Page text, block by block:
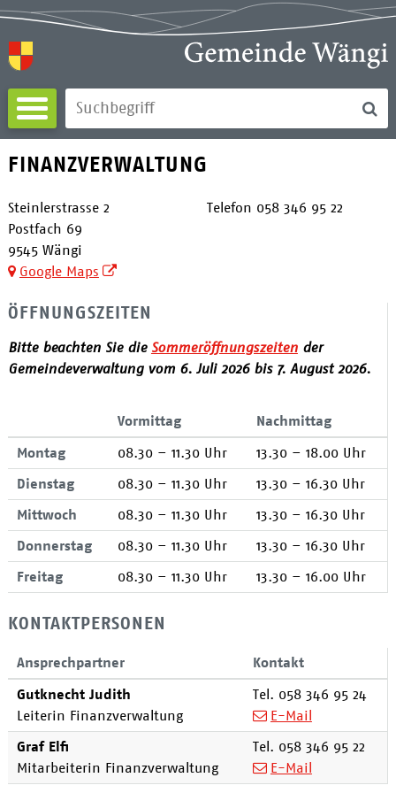
Direkt zum Inhalt springen
Suchbegriff
FINANZVERWALTUNG
ADRESSE
Finanzverwaltung
Steinlerstrasse 2
Postfach 69
9545 Wängi
Google Maps
Telefon 058 346 95 22
ÖFFNUNGSZEITEN
Bitte beachten Sie die Sommeröffnungszeitender
Gemeindeverwaltung vom 6. Juli 2026 bis 7. August 2026.
Vormittag Nachmittag
Montag 08.30 – 11.30 Uhr 13.30 – 18.00 Uhr
Dienstag 08.30 – 11.30 Uhr 13.30 – 16.30 Uhr
Mittwoch 08.30 – 11.30 Uhr 13.30 – 16.30 Uhr
Donnerstag 08.30 – 11.30 Uhr 13.30 – 16.30 Uhr
Freitag 08.30 – 11.30 Uhr 13.30 – 16.00 Uhr
KONTAKTPERSONEN
Ansprechpartner Kontakt
Gutknecht JudithFunktion
Leiterin Finanzverwaltung
Tel. 058 346 95 24
E-Mail
Graf ElfiFunktion
Mitarbeiterin Finanzverwaltung
Tel. 058 346 95 22
E-Mail